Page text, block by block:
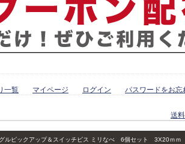
一覧 マイページ ログイン パスワードをお忘
送
ルピックアップ＆スイッチビス ミリなべ 6個セット 3X20ｍｍ